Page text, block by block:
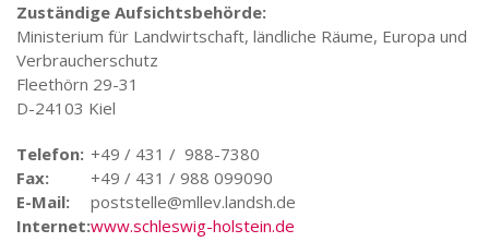
Zuständige Aufsichtsbehörde:
Ministerium für Landwirtschaft, ländliche Räume, Europa und
Verbraucherschutz
Fleethörn 29-31
D-24103 Kiel
Telefon: +49 / 431 / 988-7380
Fax:
+49 / 431 / 988 099090
E-Mail:
poststelle@mllev.landsh.de
Internet:www.schleswig-holstein.de